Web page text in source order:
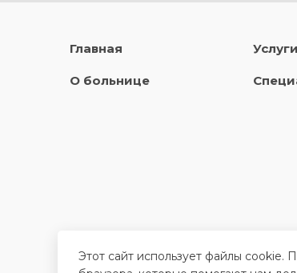
Главная
О больнице
Услуги
Этот сайт использует файлы cookie.